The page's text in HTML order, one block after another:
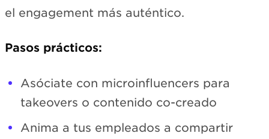
el engagement más auténtico.
Pasos prácticos:
Asóciate con microinfluencers para
takeovers o contenido co-creado
Anima a tus empleados a compartir